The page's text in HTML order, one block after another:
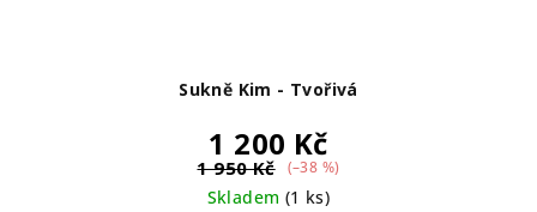
Sukně Kim - Tvořivá
1 200 Kč
1 950 Kč (–38 %)
Skladem (1 ks)